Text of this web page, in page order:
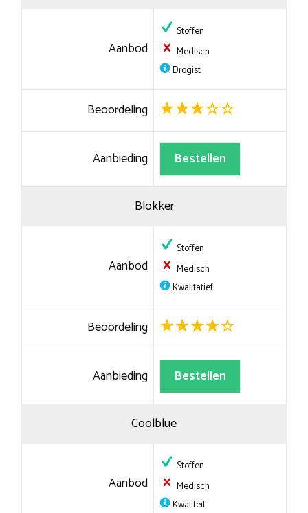
Aanbod
Stoffen
Medisch
Drogist
Beoordeling
Aanbieding Bestellen
Blokker
Aanbod
Stoffen
Medisch
Kwalitatief
Beoordeling
Aanbieding Bestellen
Coolblue
Aanbod
Stoffen
Medisch
Kwaliteit